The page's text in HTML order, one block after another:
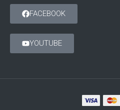
FACEBOOK
YOUTUBE